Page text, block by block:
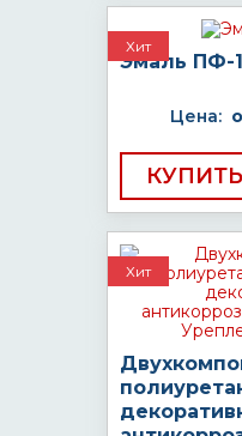
Хит
Эмаль ПФ-
Цена:
КУПИТЬ
Хит